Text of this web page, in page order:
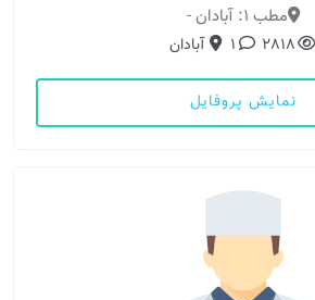
مطب 1: آبادان -
2818
1 آبادان
نمایش پروفایل